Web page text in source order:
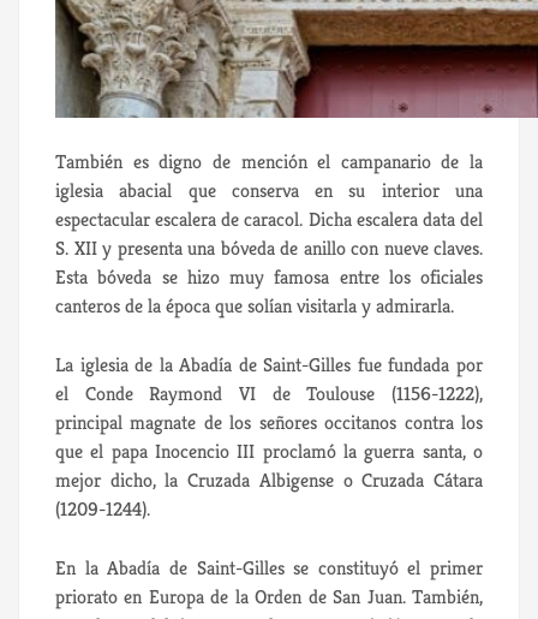
También es digno de mención el campanario de la
iglesia abacial que conserva en su interior una
espectacular escalera de caracol. Dicha escalera data del
S. XII y presenta una bóveda de anillo con nueve claves.
Esta bóveda se hizo muy famosa entre los oficiales
canteros de la época que solían visitarla y admirarla.
La iglesia de la Abadía de Saint-Gilles fue fundada por
el Conde Raymond VI de Toulouse (1156-1222),
principal magnate de los señores occitanos contra los
que el papa Inocencio III proclamó la guerra santa, o
mejor dicho, la Cruzada Albigense o Cruzada Cátara
(1209-1244).
En la Abadía de Saint-Gilles se constituyó el primer
priorato en Europa de la Orden de San Juan. También,